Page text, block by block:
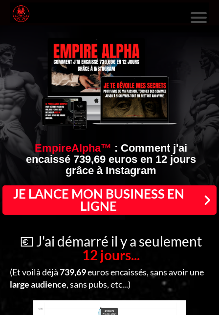
F
O
R
M
S
EmpireAlpha™ : Comment j'ai
encaissé 739,69 euros en 12 jours
grâce à Instagram
JE LANCE MON BUSINESS EN
LIGNE
💶 J'ai démarré il y a seulement
12 jours...
(Et voilà déjà739,69euros encaissés, sans avoir une
large audience, sans pubs, etc...)